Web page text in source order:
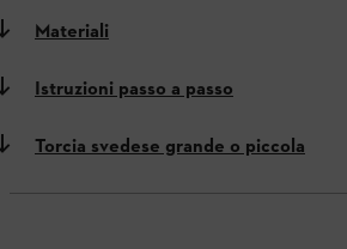
Materiali
Istruzioni passo a passo
Torcia svedese grande o piccola